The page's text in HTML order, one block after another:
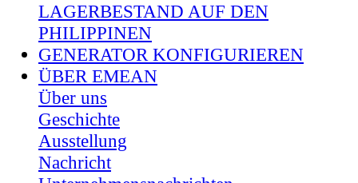
LAGERBESTAND AUF DEN
PHILIPPINEN
GENERATOR KONFIGURIEREN
ÜBER EMEAN
Über uns
Geschichte
Ausstellung
Nachricht